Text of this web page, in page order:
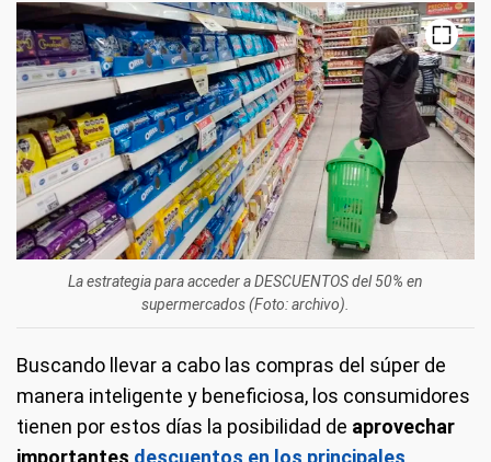
La estrategia para acceder a DESCUENTOS del 50% en
supermercados (Foto: archivo).
Buscando llevar a cabo las compras del súper de
manera inteligente y beneficiosa, los consumidores
tienen por estos días la posibilidad de aprovechar
importantes descuentos en los principales